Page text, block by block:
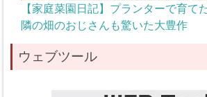
【家庭菜園日記】プランターで育て
隣の畑のおじさんも驚いた大豊作
ウェブツール